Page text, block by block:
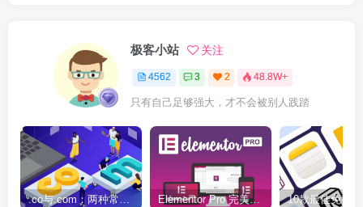
极客小站 关注
4562 3 2 48.8W+
只有自己足够强大，才不会被别人践踏
.co与.com：两种常用域名后缀名完全指南 Elementor Pro 完美汉化中文版（含全套模板）|可视化编辑页面自定义设计WordPress插件